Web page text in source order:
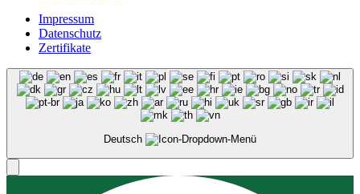
Impressum
Datenschutz
Zertifikate
Deutsch